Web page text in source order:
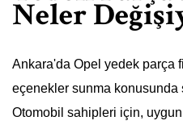
Neler
Ankara'da Opel yedek parça
eçenekler sunma
Otomobil sahipleri için,